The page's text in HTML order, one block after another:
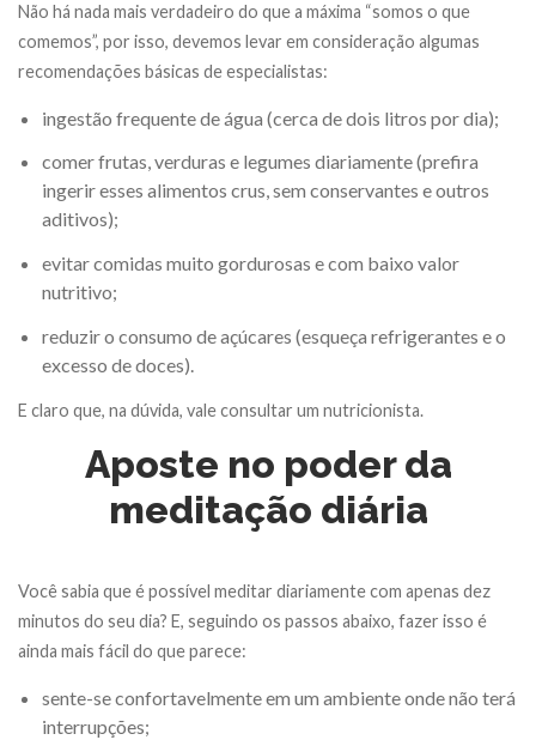
Não há nada mais verdadeiro do que a máxima “somos o que
comemos”, por isso, devemos levar em consideração algumas
recomendações básicas de especialistas:
ingestão frequente de água (cerca de dois litros por dia);
comer frutas, verduras e legumes diariamente (prefira
ingerir esses alimentos crus, sem conservantes e outros
aditivos);
evitar comidas muito gordurosas e com baixo valor
nutritivo;
reduzir o consumo de açúcares (esqueça refrigerantes e o
excesso de doces).
E claro que, na dúvida, vale consultar um nutricionista.
Aposte no poder da
meditação diária
Você sabia que é possível meditar diariamente com apenas dez
minutos do seu dia? E, seguindo os passos abaixo, fazer isso é
ainda mais fácil do que parece:
sente-se confortavelmente em um ambiente onde não terá
interrupções;